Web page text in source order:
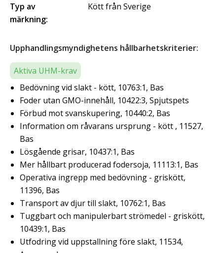
Typ av
märkning:
Kött från Sverige
Upphandlingsmyndighetens hållbarhetskriterier:
Aktiva UHM-krav
Bedövning vid slakt - kött, 10763:1, Bas
Foder utan GMO-innehåll, 10422:3, Spjutspets
Förbud mot svanskupering, 10440:2, Bas
Information om råvarans ursprung - kött , 11527,
Bas
Lösgående grisar, 10437:1, Bas
Mer hållbart producerad fodersoja, 11113:1, Bas
Operativa ingrepp med bedövning - griskött,
11396, Bas
Transport av djur till slakt, 10762:1, Bas
Tuggbart och manipulerbart strömedel - griskött,
10439:1, Bas
Utfodring vid uppstallning före slakt, 11534,